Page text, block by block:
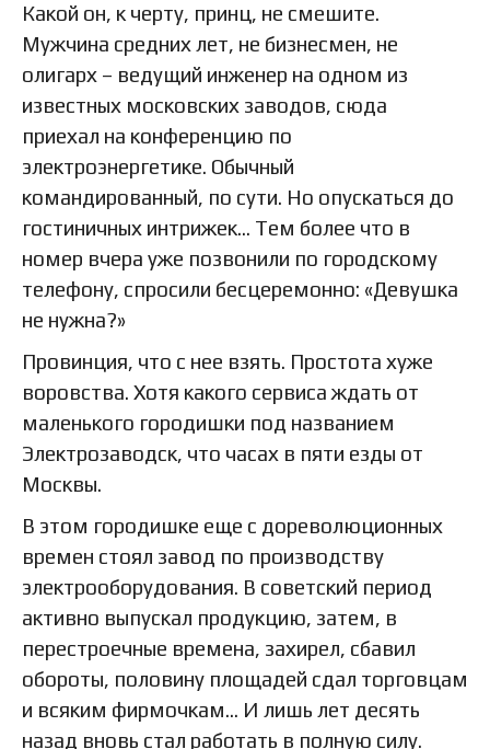
Какой он, к черту, принц, не смешите.
Мужчина средних лет, не бизнесмен, не
олигарх – ведущий инженер на одном из
известных московских заводов, сюда
приехал на конференцию по
электроэнергетике. Обычный
командированный, по сути. Но опускаться до
гостиничных интрижек… Тем более что в
номер вчера уже позвонили по городскому
телефону, спросили бесцеремонно: «Девушка
не нужна?»
Провинция, что с нее взять. Простота хуже
воровства. Хотя какого сервиса ждать от
маленького городишки под названием
Электрозаводск, что часах в пяти езды от
Москвы.
В этом городишке еще с дореволюционных
времен стоял завод по производству
электрооборудования. В советский период
активно выпускал продукцию, затем, в
перестроечные времена, захирел, сбавил
обороты, половину площадей сдал торговцам
и всяким фирмочкам… И лишь лет десять
назад вновь стал работать в полную силу.